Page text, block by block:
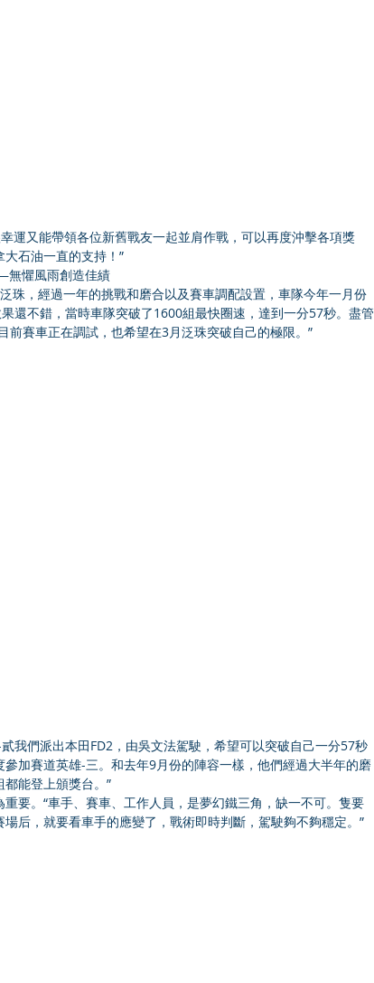
運又能帶領各位新舊戰友一起並肩作戰，可以再度沖擊各項獎
石油一直的支持！”
無懼風雨創造佳績
珠，經過一年的挑戰和磨合以及賽車調配設置，車隊今年一月份
還不錯，當時車隊突破了1600組最快圈速，達到一分57秒。盡管
前賽車正在調試，也希望在3月泛珠突破自己的極限。”
我們派出本田FD2，由吳文法駕駛，希望可以突破自己一分57秒
加賽道英雄-三。和去年9月份的陣容一樣，他們經過大半年的磨
能登上頒獎台。”
要。“車手、賽車、工作人員，是夢幻鐵三角，缺一不可。隻要
后，就要看車手的應變了，戰術即時判斷，駕駛夠不夠穩定。”